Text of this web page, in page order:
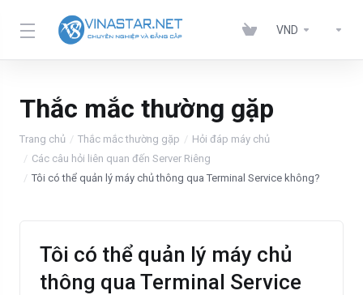
VND
Thắc mắc thường gặp
Trang chủ Thắc mắc thường gặp
Hỏi đáp máy chủ
Các câu hỏi liên quan đến Server Riêng
Tôi có thể quản lý máy chủ thông qua Terminal Service không?
Tôi có thể quản lý máy chủ
thông qua Terminal Service